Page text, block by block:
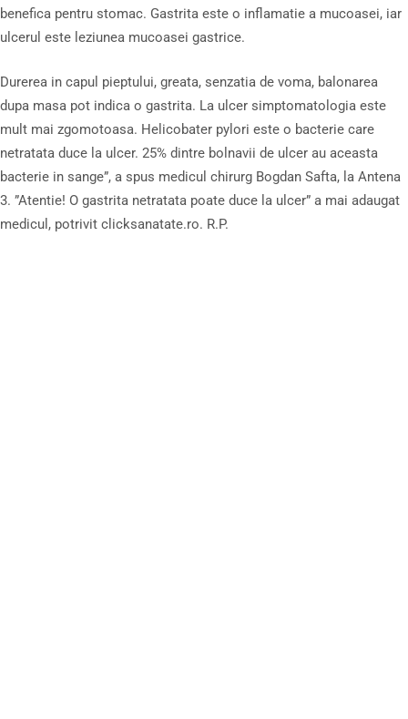
benefica pentru stomac. Gastrita este o inflamatie a mucoasei, iar
ulcerul este leziunea mucoasei gastrice.
Durerea in capul pieptului, greata, senzatia de voma, balonarea
dupa masa pot indica o gastrita. La ulcer simptomatologia este
mult mai zgomotoasa. Helicobater pylori este o bacterie care
netratata duce la ulcer. 25% dintre bolnavii de ulcer au aceasta
bacterie in sange”, a spus medicul chirurg Bogdan Safta, la Antena
3. ”Atentie! O gastrita netratata poate duce la ulcer” a mai adaugat
medicul, potrivit clicksanatate.ro. R.P.